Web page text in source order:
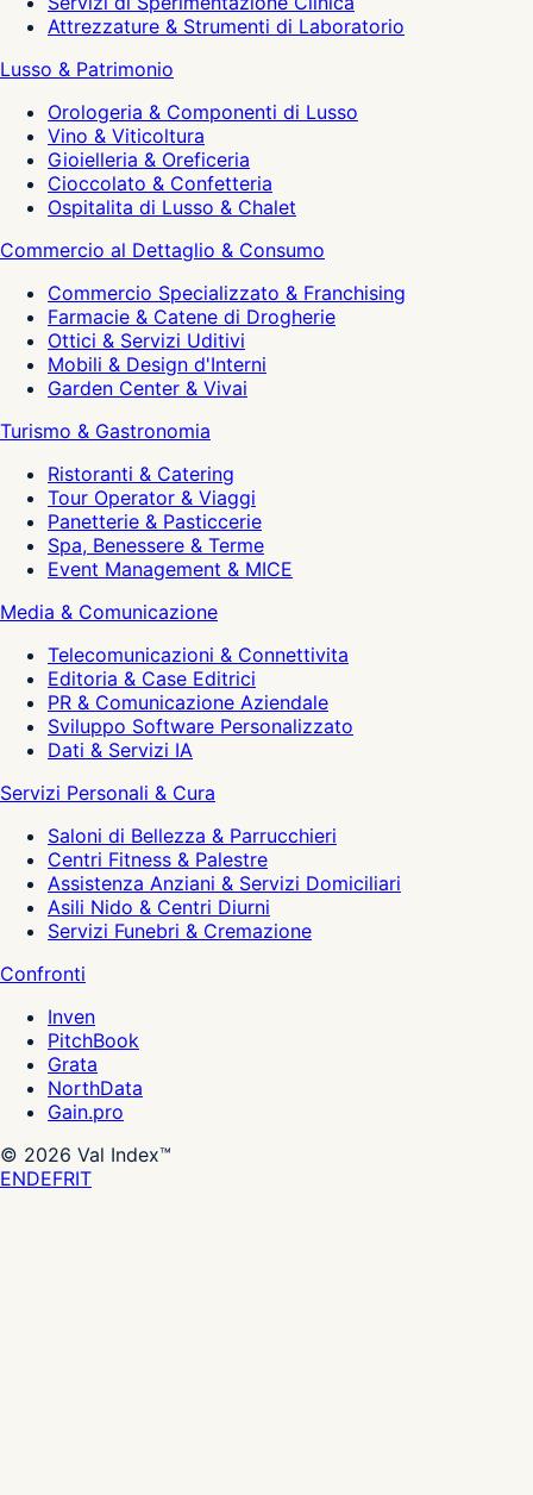
Attrezzature & Strumenti di Laboratorio
Lusso & Patrimonio
Orologeria & Componenti di Lusso
Vino & Viticoltura
Gioielleria & Oreficeria
Cioccolato & Confetteria
Ospitalita di Lusso & Chalet
Commercio al Dettaglio & Consumo
Commercio Specializzato & Franchising
Farmacie & Catene di Drogherie
Ottici & Servizi Uditivi
Mobili & Design d'Interni
Garden Center & Vivai
Turismo & Gastronomia
Ristoranti & Catering
Tour Operator & Viaggi
Panetterie & Pasticcerie
Spa, Benessere & Terme
Event Management & MICE
Media & Comunicazione
Telecomunicazioni & Connettivita
Editoria & Case Editrici
PR & Comunicazione Aziendale
Sviluppo Software Personalizzato
Dati & Servizi IA
Servizi Personali & Cura
Saloni di Bellezza & Parrucchieri
Centri Fitness & Palestre
Assistenza Anziani & Servizi Domiciliari
Asili Nido & Centri Diurni
Servizi Funebri & Cremazione
Confronti
Inven
PitchBook
Grata
NorthData
Gain.pro
© 2026 Val Index™
ENDEFRIT